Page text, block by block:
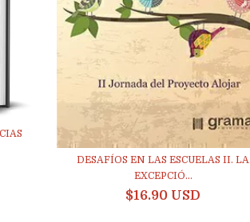
DESAFÍOS EN LAS ESCUELAS II. LA
EXCEPCIÓ...
$16.90 USD